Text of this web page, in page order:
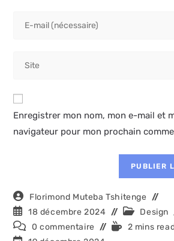
comment
address
comment
votre
site
(facultatif)
Enregistrer mon nom, mon e-mail et
navigateur pour mon prochain
Auteur/autrice
de
la
publication :
Florimond Muteba Tshitenge
Publication
publiée :
18 décembre 2024
Post
category:
Design
Commentaires
de
0 commentaire
Temps2 mins